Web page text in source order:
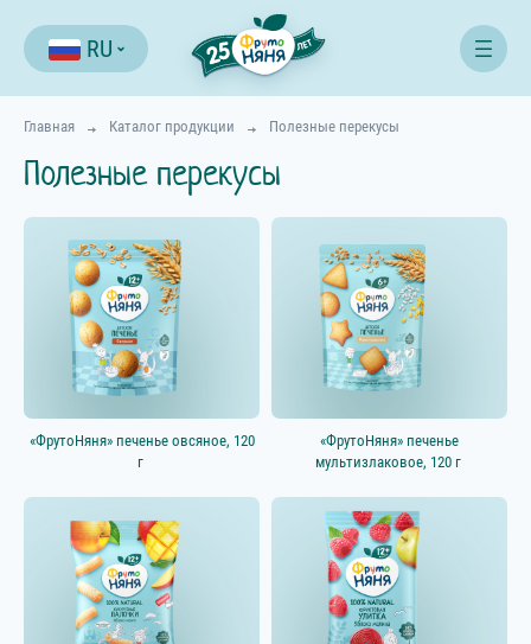
RU
Главная Каталог продукции Полезные перекусы
Полезные перекусы
Фильтр
«ФрутоНяня» печенье овсяное, 120
г
«ФрутоНяня» печенье
мультизлаковое, 120 г